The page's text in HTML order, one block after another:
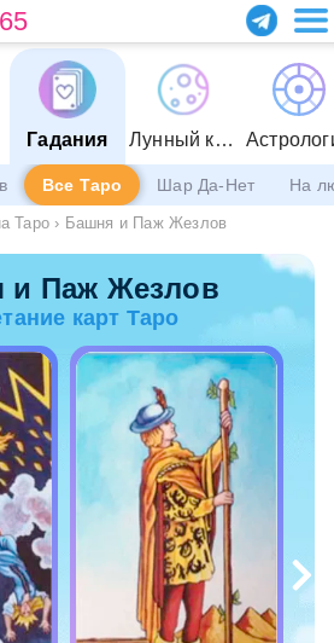
Гадания Лунный календарь
Все Таро Шар Да-Нет На
Таро › Башня и Паж Жезлов
и Паж Жезлов
карт Таро